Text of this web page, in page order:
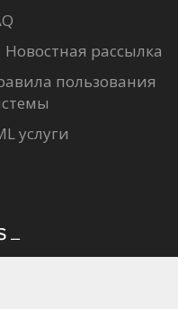
рассылка
пользования
услуги